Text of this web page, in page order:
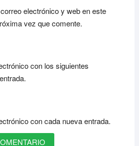
electrónico y web en este
vez que comente.
con los siguientes
con cada nueva entrada.